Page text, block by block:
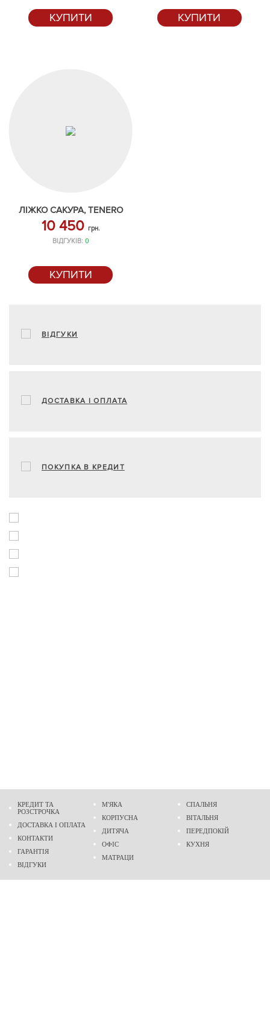
КУПИТИ КУПИТИ
ЛІЖКО САКУРА, TENERO
10 450 грн.
ВІДГУКІВ: 0
КУПИТИ
ВІДГУКИ
ДОСТАВКА І ОПЛАТА
ПОКУПКА В КРЕДИТ
КРЕДИТ ТА
РОЗСТРОЧКА
ДОСТАВКА І ОПЛАТА
КОНТАКТИ
ГАРАНТІЯ
ВІДГУКИ
М'ЯКА
КОРПУСНА
ДИТЯЧА
ОФІС
МАТРАЦИ
СПАЛЬНЯ
ВІТАЛЬНЯ
ПЕРЕДПОКІЙ
КУХНЯ